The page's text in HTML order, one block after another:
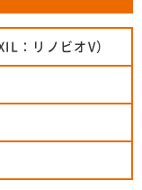
：リノビオV）